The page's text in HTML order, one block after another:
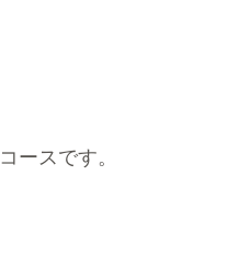
ースです。